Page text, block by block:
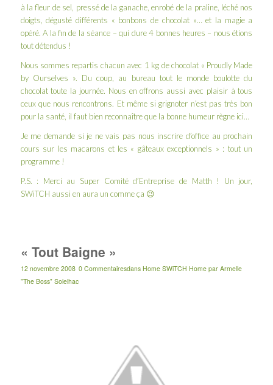
à la fleur de sel, pressé de la ganache, enrobé de la praline, léché nos
doigts, dégusté différents « bonbons de chocolat »… et la magie a
opéré. A la fin de la séance – qui dure 4 bonnes heures – nous étions
tout détendus !
Nous sommes repartis chacun avec 1 kg de chocolat « Proudly Made
by Ourselves ». Du coup, au bureau tout le monde boulotte du
chocolat toute la journée. Nous en offrons aussi avec plaisir à tous
ceux que nous rencontrons. Et même si grignoter n’est pas très bon
pour la santé, il faut bien reconnaître que la bonne humeur règne ici…
Je me demande si je ne vais pas nous inscrire d’office au prochain
cours sur les macarons et les « gâteaux exceptionnels » : tout un
programme !
P.S. : Merci au Super Comité d’Entreprise de Matth ! Un jour,
SWiTCH aussi en aura un comme ça 😉
« Tout Baigne »
12 novembre 2008 0 Commentairesdans Home SWiTCH Home par Armelle
"The Boss" Solelhac